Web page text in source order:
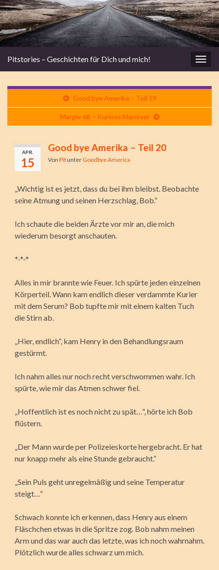
Pitstories – Geschichten für Dich und mich!
Good bye Amerika – Teil 19
Margie 68 – Kuriose Manöver
APR.
15
Good bye Amerika – Teil 20
Von Pitunter Goodbye America
„Wichtig ist es jetzt, dass du bei ihm bleibst. Beobachte
seine Atmung und seinen Herzschlag, Bob.“
Ich schaute die beiden Ärzte vor mir an, die mich
wiederum besorgt anschauten.
*-*-*
Alles in mir brannte wie Feuer. Ich spürte jeden einzelnen
Körperteil. Wann kam endlich dieser verdammte Kurier
mit dem Serum? Bob tupfte mir mit einem kalten Tuch
die Stirn ab.
„Hier, endlich“, kam Henry in den Behandlungsraum
gestürmt.
Ich nahm alles nur noch recht verschwommen wahr. Ich
spürte, wie mir das Atmen schwer fiel.
„Hoffentlich ist es noch nicht zu spät…“, hörte ich Bob
flüstern.
„Der Mann wurde per Polizeieskorte hergebracht. Er hat
nur knapp mehr als eine Stunde gebraucht.“
„Sein Puls geht unregelmäßig und seine Temperatur
steigt…“
Schwach konnte ich erkennen, dass Henry aus einem
Fläschchen etwas in die Spritze zog. Bob nahm meinen
Arm und das war auch das letzte, was ich noch wahrnahm.
Plötzlich wurde alles schwarz um mich.